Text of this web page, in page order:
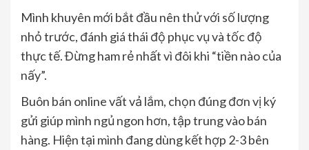
Mình khuyên mới bắt đầu nên thử với số lượng
nhỏ trước, đánh giá thái độ phục vụ và tốc độ
thực tế. Đừng ham rẻ nhất vì đôi khi “tiền nào của
nấy”.
Buôn bán online vất vả lắm, chọn đúng đơn vị ký
gửi giúp mình ngủ ngon hơn, tập trung vào bán
hàng. Hiện tại mình đang dùng kết hợp 2-3 bên